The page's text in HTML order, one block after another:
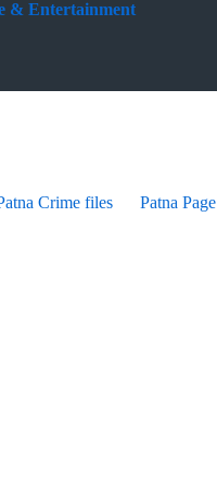
& Entertainment
Crime files Patna Page